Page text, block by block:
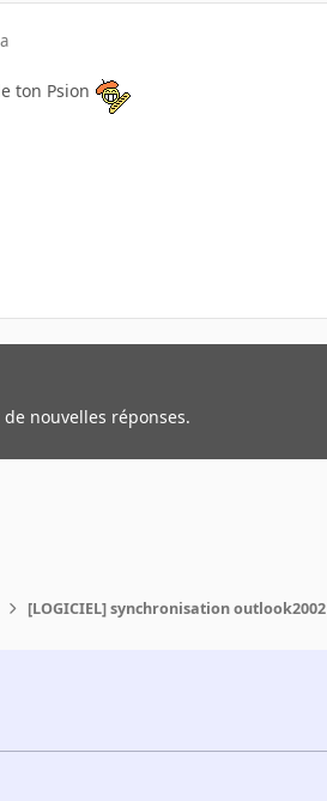
ton Psion
nouvelles réponses.
[LOGICIEL] synchronisation